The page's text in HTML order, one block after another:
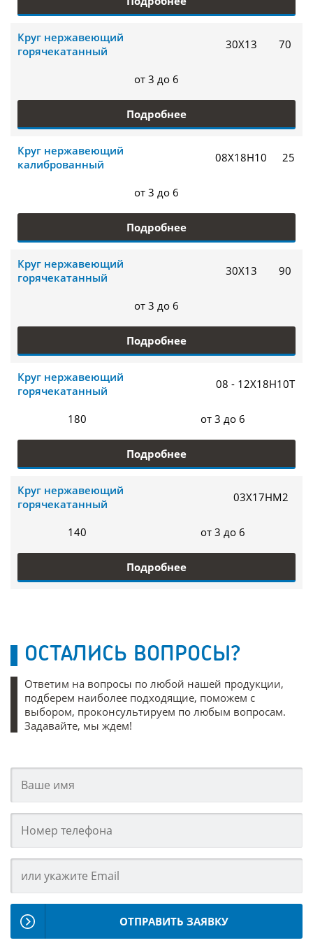
Круг нержавеющий
горячекатанный
30Х13 70
от 3 до 6
Подробнее
Круг нержавеющий
калиброванный
08Х18Н10 25
от 3 до 6
Подробнее
Круг нержавеющий
горячекатанный
30Х13 90
от 3 до 6
Подробнее
Круг нержавеющий
горячекатанный
08 - 12Х18Н10Т
180 от 3 до 6
Подробнее
Круг нержавеющий
горячекатанный
03Х17НМ2
140 от 3 до 6
Подробнее
ОСТАЛИСЬ ВОПРОСЫ?
Ответим на вопросы по любой нашей продукции,
подберем наиболее подходящие, поможем с
выбором, проконсультируем по любым вопросам.
Задавайте, мы ждем!
ОТПРАВИТЬ ЗАЯВКУ